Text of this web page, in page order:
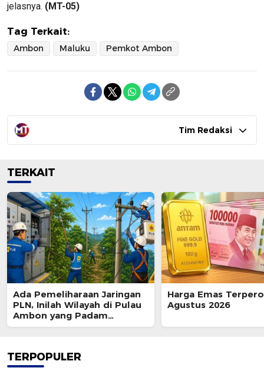
jelasnya. (MT-05)
Tag Terkait:
Ambon Maluku Pemkot Ambon
Tim Redaksi
TERKAIT
Ada Pemeliharaan Jaringan
PLN, Inilah Wilayah di Pulau
Ambon yang Padam
Sementara 8 Agustus 2026
Harga Emas
Agustus 2026
TERPOPULER